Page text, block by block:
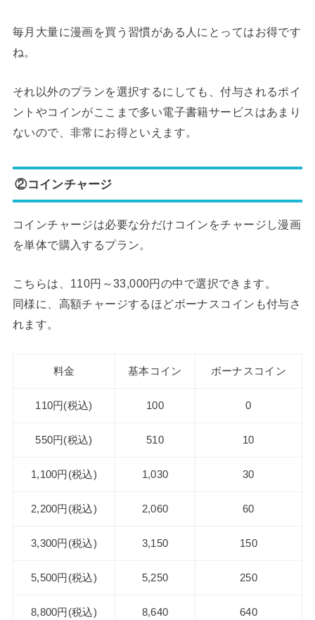
毎月大量に漫画を買う習慣がある人にとってはお得です
ね。
それ以外のプランを選択するにしても、付与されるポイ
ントやコインがここまで多い電子書籍サービスはあまり
ないので、非常にお得といえます。
②コインチャージ
コインチャージは必要な分だけコインをチャージし漫画
を単体で購入するプラン。
こちらは、110円～33,000円の中で選択できます。
同様に、高額チャージするほどボーナスコインも付与さ
れます。
料金 基本コイン ボーナスコイン
110円(税込) 100 0
550円(税込) 510 10
1,100円(税込) 1,030 30
2,200円(税込) 2,060 60
3,300円(税込) 3,150 150
5,500円(税込) 5,250 250
8,800円(税込) 8,640 640